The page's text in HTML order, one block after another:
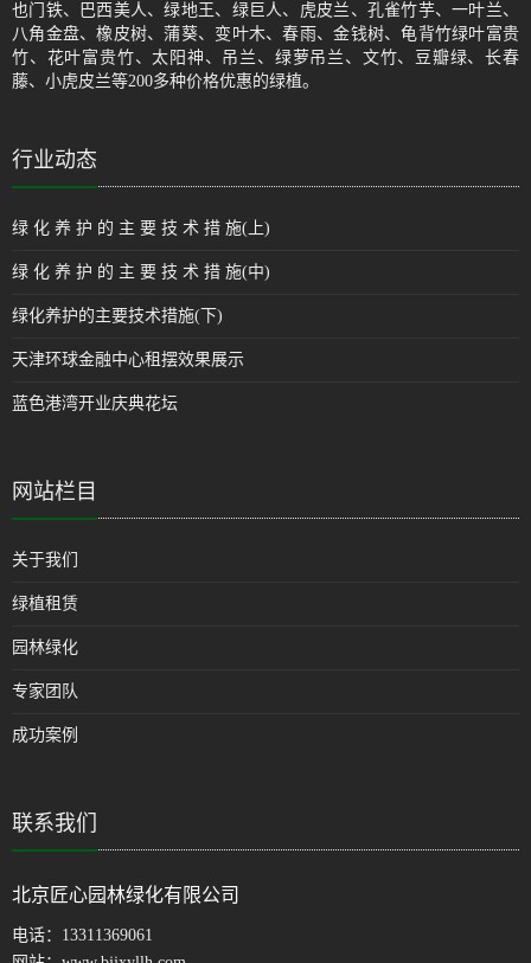
也门铁、巴西美人、绿地王、绿巨人、虎皮兰、孔雀竹芋、一叶兰、
八角金盘、橡皮树、蒲葵、变叶木、春雨、金钱树、龟背竹绿叶富贵
竹、花叶富贵竹、太阳神、吊兰、绿萝吊兰、文竹、豆瓣绿、长春
藤、小虎皮兰等200多种价格优惠的绿植。
行业动态
绿 化 养 护 的 主 要 技 术 措 施(上)
绿 化 养 护 的 主 要 技 术 措 施(中)
绿化养护的主要技术措施(下)
天津环球金融中心租摆效果展示
蓝色港湾开业庆典花坛
网站栏目
关于我们
绿植租赁
园林绿化
专家团队
成功案例
联系我们
北京匠心园林绿化有限公司
电话： 13311369061